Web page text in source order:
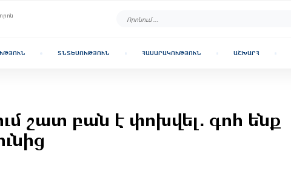
ՏՆՏԵՍՈՒԹՅՈՒՆ ՀԱՍԱՐԱԿՈՒԹՅՈՒՆ ԱՇԽԱՐՀ
շատ բան է փոխվել․ գոհ ենք